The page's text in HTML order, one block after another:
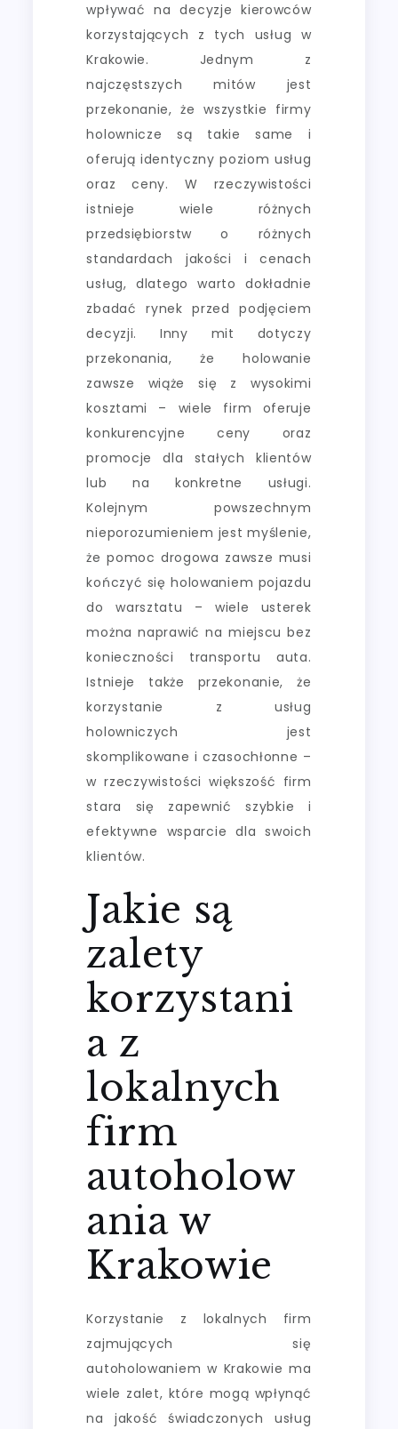
wpływać na decyzje kierowców
korzystających z tych usług w
Krakowie. Jednym z
najczęstszych mitów jest
przekonanie, że wszystkie firmy
holownicze są takie same i
oferują identyczny poziom usług
oraz ceny. W rzeczywistości
istnieje wiele różnych
przedsiębiorstw o różnych
standardach jakości i cenach
usług, dlatego warto dokładnie
zbadać rynek przed podjęciem
decyzji. Inny mit dotyczy
przekonania, że holowanie
zawsze wiąże się z wysokimi
kosztami – wiele firm oferuje
konkurencyjne ceny oraz
promocje dla stałych klientów
lub na konkretne usługi.
Kolejnym powszechnym
nieporozumieniem jest myślenie,
że pomoc drogowa zawsze musi
kończyć się holowaniem pojazdu
do warsztatu – wiele usterek
można naprawić na miejscu bez
konieczności transportu auta.
Istnieje także przekonanie, że
korzystanie z usług
holowniczych jest
skomplikowane i czasochłonne –
w rzeczywistości większość firm
stara się zapewnić szybkie i
efektywne wsparcie dla swoich
klientów.
Jakie są
zalety
korzystani
a z
lokalnych
firm
autoholow
ania w
Krakowie
Korzystanie z lokalnych firm
zajmujących się
autoholowaniem w Krakowie ma
wiele zalet, które mogą wpłynąć
na jakość świadczonych usług